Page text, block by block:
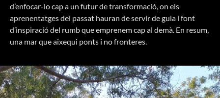
d’enfocar-lo cap a un futur de transformació, on els
aprenentatges del passat hauran de servir de guia i font
d’inspiració del rumb que emprenem cap al demà. En resum,
una mar que aixequi ponts i no fronteres.